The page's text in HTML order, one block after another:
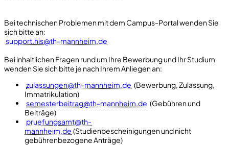
Bei technischen Problemen mit dem Campus-Portal wenden Sie
sich bitte an:
support.his@th-mannheim.de
Bei inhaltlichen Fragen rund um Ihre Bewerbung und Ihr Studium
wenden Sie sich bitte je nach Ihrem Anliegen an:
zulassungen@th-mannheim.de (Bewerbung, Zulassung,
Immatrikulation)
semesterbeitrag@th-mannheim.de (Gebühren und
Beiträge)
pruefungsamt@th-
mannheim.de (Studienbescheinigungen und nicht
gebührenbezogene Anträge)